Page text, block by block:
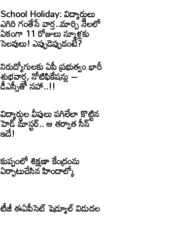
School Holiday: విద్యార్థులు
ఎగిరి గంతేసే వార్త..మార్చి నెలలో
ఏకంగా 11 రోజులు స్కూళ్లకు
సెలవులు! ఎప్పుడెప్పుడంటే?
నిరుద్యోగులకు ఏపీ ప్రభుత్వం భారీ
శుభవార్త, నోటిఫికేషన్లు –
డీఎస్సీతో సహా..!!
విద్యార్ధుల వీపులు పగిలేలా కొట్టిన
హెడ్ మాస్టర్.. ఆ తర్వాత సీన్‌
ఇదే!
కుప్పంలో శిక్షణా కేంద్రంను
ఏర్పాటుచేసిన హిందాల్కో
టీజీ ఈఏపీసెట్‌ షెడ్యూల్‌ విడుదల